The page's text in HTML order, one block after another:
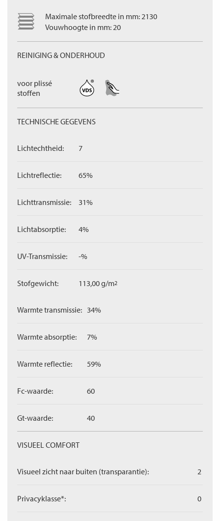
Maximale stofbreedte in mm: 2130
Vouwhoogte in mm: 20
REINIGING & ONDERHOUD
voor plissé
stoffen
TECHNISCHE GEGEVENS
Lichtechtheid: 7
Lichtreflectie: 65%
Lichttransmissie: 31%
Lichtabsorptie: 4%
UV-Transmissie: -%
Stofgewicht: 113,00 g/m2
Warmte transmissie: 34%
Warmte absorptie: 7%
Warmte reflectie: 59%
Fc-waarde: 60
Gt-waarde: 40
VISUEEL COMFORT
Visueel zicht naar buiten (transparantie): 2
Privacyklasse*: 0